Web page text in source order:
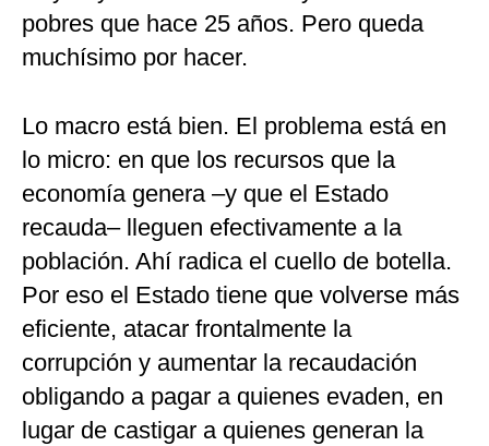
pobres que hace 25 años. Pero queda
muchísimo por hacer.
Lo macro está bien. El problema está en
lo micro: en que los recursos que la
economía genera –y que el Estado
recauda– lleguen efectivamente a la
población. Ahí radica el cuello de botella.
Por eso el Estado tiene que volverse más
eficiente, atacar frontalmente la
corrupción y aumentar la recaudación
obligando a pagar a quienes evaden, en
lugar de castigar a quienes generan la